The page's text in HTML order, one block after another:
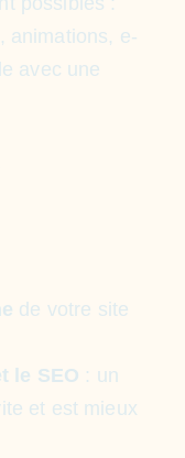
animations, e-
avec une
de votre site
le SEO : un
et est mieux